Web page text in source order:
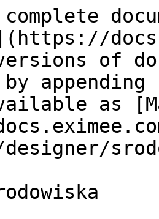
versions of
as